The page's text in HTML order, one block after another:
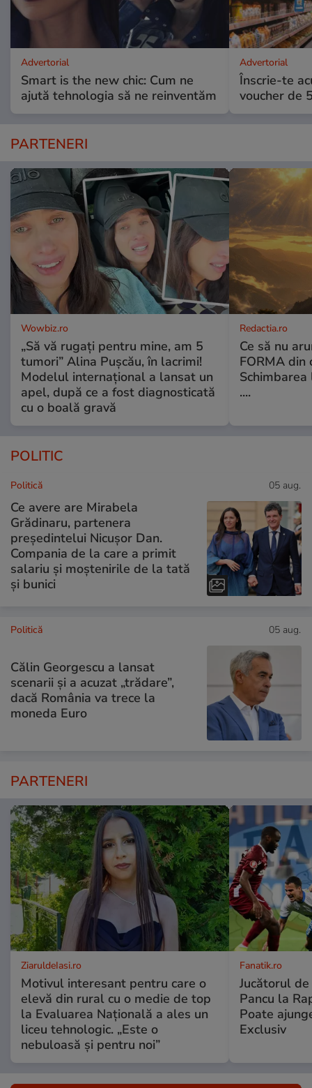
Advertorial
Smart is the new chic: Cum ne
ajută tehnologia să ne reinventăm
Advertorial
Înscrie-te
voucher de
PARTENERI
Wowbiz.ro
„Să vă rugați pentru mine, am 5
tumori” Alina Pușcău, în lacrimi!
Modelul internațional a lansat un
apel, după ce a fost diagnosticată
cu o boală gravă
Redactia.ro
Ce să nu
FORMA din
Schimbarea
....
POLITIC
Politică 05 aug.
Ce avere are Mirabela
Grădinaru, partenera
președintelui Nicușor Dan.
Compania de la care a primit
salariu și moștenirile de la tată
și bunici
Politică 05 aug.
Călin Georgescu a lansat
scenarii și a acuzat „trădare”,
dacă România va trece la
moneda Euro
PARTENERI
ZiaruldeIasi.ro
Motivul interesant pentru care o
elevă din rural cu o medie de top
la Evaluarea Națională a ales un
liceu tehnologic. „Este o
nebuloasă și pentru noi”
Fanatik.ro
Jucătorul
Pancu la
Poate
Exclusiv